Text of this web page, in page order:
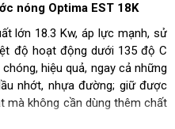
nóng Optima EST 18K
lớn 18.3 Kw, áp lực mạnh, sử
độ hoạt động dưới 135 độ C
hiệu quả, ngay cả những
nhớt, nhựa đường; giữ được
mà không cần dùng thêm chất